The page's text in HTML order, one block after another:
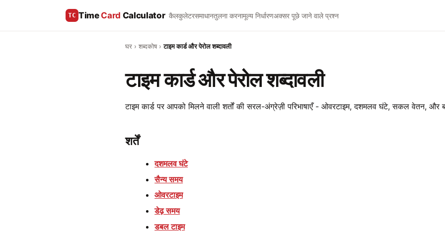
TC Time Card Calculator कैलकुलेटरसमाधानतुलना करनामूल्य निर्धारणअक्सर पूछे जाने वाले प्रश्न
घर › शब्दकोष›टाइम कार्ड और पेरोल शब्दावली
टाइम कार्ड और पेरोल शब्दावली
टाइम कार्ड पर आपको मिलने वाली शर्तों की सरल-अंग्रेज़ी परिभाषाएँ - ओवरटाइम, दशमलव घंटे, सकल वेतन,
शर्तें
दशमलव घंटे
सैन्य समय
ओवरटाइम
डेढ़ समय
डबल टाइम